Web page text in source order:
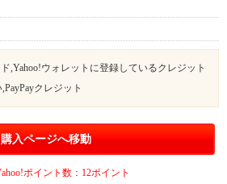
,Yahoo!ウォレットに登録しているクレジット
クレジット
購入ページへ移動
ポイント数：12ポイント